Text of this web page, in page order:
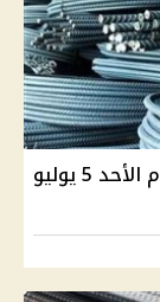
ارتفاع أسعار الحديد وتراجع الأسمنت اليوم الأحد 5 يوليو